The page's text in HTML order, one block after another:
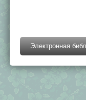
Электронная